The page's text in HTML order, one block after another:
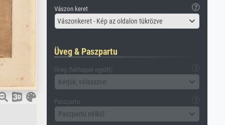
Vászon keret
Vászonkeret - Kép az oldalon tükrözve
Üveg & Paszpartu
Üveg (hátlappal együtt)
Kérjük, válasszon
Paszpartu
Paszpartu nélkül